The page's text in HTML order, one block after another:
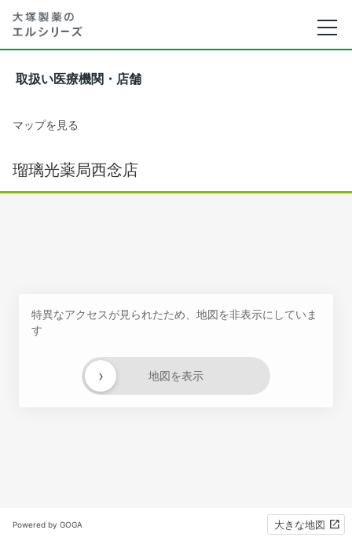
取扱い医療機関・店舗
マップを見る
瑠璃光薬局西念店
特異なアクセスが見られたため、地図を非表示にしていま
す
地図を表示
›
Powered by GOGA 大きな地図